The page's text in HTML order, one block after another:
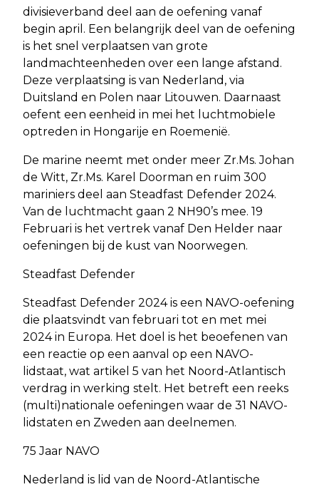
divisieverband deel aan de oefening vanaf
begin april. Een belangrijk deel van de oefening
is het snel verplaatsen van grote
landmachteenheden over een lange afstand.
Deze verplaatsing is van Nederland, via
Duitsland en Polen naar Litouwen. Daarnaast
oefent een eenheid in mei het luchtmobiele
optreden in Hongarije en Roemenië.
De marine neemt met onder meer Zr.Ms. Johan
de Witt, Zr.Ms. Karel Doorman en ruim 300
mariniers deel aan Steadfast Defender 2024.
Van de luchtmacht gaan 2 NH90’s mee. 19
Februari is het vertrek vanaf Den Helder naar
oefeningen bij de kust van Noorwegen.
Steadfast Defender
Steadfast Defender 2024 is een NAVO-oefening
die plaatsvindt van februari tot en met mei
2024 in Europa. Het doel is het beoefenen van
een reactie op een aanval op een NAVO-
lidstaat, wat artikel 5 van het Noord-Atlantisch
verdrag in werking stelt. Het betreft een reeks
(multi)nationale oefeningen waar de 31 NAVO-
lidstaten en Zweden aan deelnemen.
75 Jaar NAVO
Nederland is lid van de Noord-Atlantische